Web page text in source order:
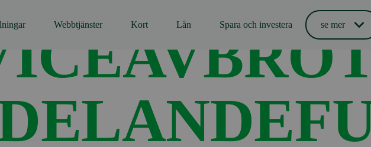
Webbtjänster Kort Lån Spara och investera se mer
i meddelandefunktioner i S-mobil och på webbanken den 25.–26.11.2025 kl. 22.00–6.00